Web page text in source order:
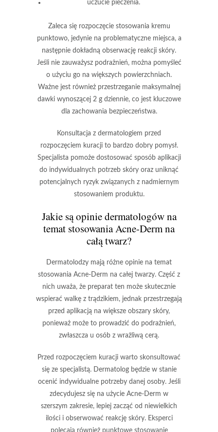
uczucie pieczenia.
Zaleca się rozpoczęcie stosowania kremu
punktowo, jedynie na problematyczne miejsca, a
następnie dokładną obserwację reakcji skóry.
Jeśli nie zauważysz podrażnień, można pomyśleć
o użyciu go na większych powierzchniach.
Ważne jest również przestrzeganie maksymalnej
dawki wynoszącej 2 g dziennie, co jest kluczowe
dla zachowania bezpieczeństwa.
Konsultacja z dermatologiem przed
rozpoczęciem kuracji to bardzo dobry pomysł.
Specjalista pomoże dostosować sposób aplikacji
do indywidualnych potrzeb skóry oraz uniknąć
potencjalnych ryzyk związanych z nadmiernym
stosowaniem produktu.
Jakie są opinie dermatologów na
temat stosowania Acne-Derm na
całą twarz?
Dermatolodzy mają różne opinie na temat
stosowania Acne-Derm na całej twarzy. Część z
nich uważa, że preparat ten może skutecznie
wspierać walkę z trądzikiem, jednak przestrzegają
przed aplikacją na większe obszary skóry,
ponieważ może to prowadzić do podrażnień,
zwłaszcza u osób z wrażliwą cerą.
Przed rozpoczęciem kuracji warto skonsultować
się ze specjalistą. Dermatolog będzie w stanie
ocenić indywidualne potrzeby danej osoby. Jeśli
zdecydujesz się na użycie Acne-Derm w
szerszym zakresie, lepiej zacząć od niewielkich
ilości i obserwować reakcję skóry. Eksperci
polecają również punktowe stosowanie